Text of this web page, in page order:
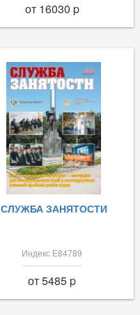
от 16030 p
СЛУЖБА ЗАНЯТОСТИ
Индекс Е84789
от 5485 p